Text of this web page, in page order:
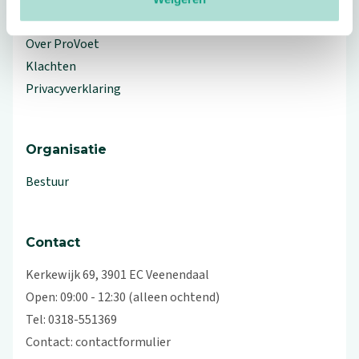
Workshops en lezingen
Over ProVoet
Klachten
Privacyverklaring
Organisatie
Bestuur
Contact
Kerkewijk 69, 3901 EC Veenendaal
Open: 09:00 - 12:30 (alleen ochtend)
Tel: 0318-551369
Contact:contactformulier